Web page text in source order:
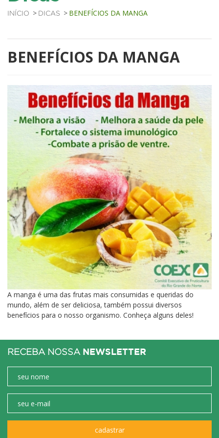
INÍCIO DICAS BENEFÍCIOS DA MANGA
BENEFÍCIOS DA MANGA
A manga é uma das frutas mais consumidas e queridas do
mundo, além de ser deliciosa, também possui diversos
benefícios para o nosso organismo. Conheça alguns deles!
RECEBA NOSSA NEWSLETTER